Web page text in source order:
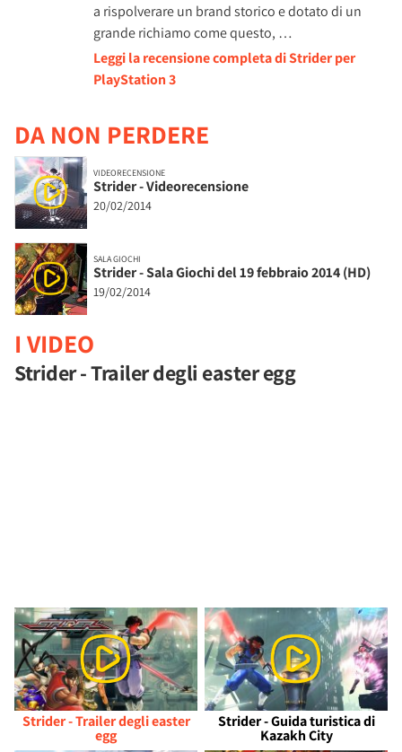
a rispolverare un brand storico e dotato di un
grande richiamo come questo, …
Leggi la recensione completa di Strider per
PlayStation 3
DA NON PERDERE
VIDEORECENSIONE
Strider - Videorecensione
20/02/2014
SALA GIOCHI
Strider - Sala Giochi del 19 febbraio 2014 (HD)
19/02/2014
I VIDEO
Strider - Trailer degli easter egg
Strider - Trailer degli easter
egg
Strider - Guida turistica di
Kazakh City